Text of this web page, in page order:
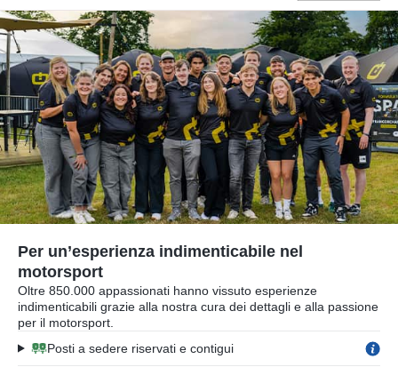
Per un’esperienza indimenticabile nel
motorsport
Oltre 850.000 appassionati hanno vissuto esperienze
indimenticabili grazie alla nostra cura dei dettagli e alla passione
per il motorsport.
Posti a sedere riservati e contigui